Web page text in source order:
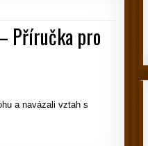
Příručka pro
a navázali vztah s